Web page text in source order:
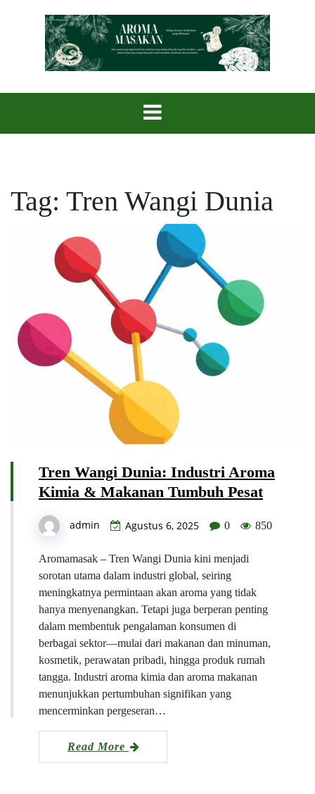
Aroma Masak
Tag: Tren Wangi Dunia
Tren Wangi Dunia: Industri Aroma
Kimia & Makanan Tumbuh Pesat
admin Agustus 6, 2025 0 850
Aromamasak – Tren Wangi Dunia kini menjadi
sorotan utama dalam industri global, seiring
meningkatnya permintaan akan aroma yang tidak
hanya menyenangkan. Tetapi juga berperan penting
dalam membentuk pengalaman konsumen di
berbagai sektor—mulai dari makanan dan minuman,
kosmetik, perawatan pribadi, hingga produk rumah
tangga. Industri aroma kimia dan aroma makanan
menunjukkan pertumbuhan signifikan yang
mencerminkan pergeseran…
Read More